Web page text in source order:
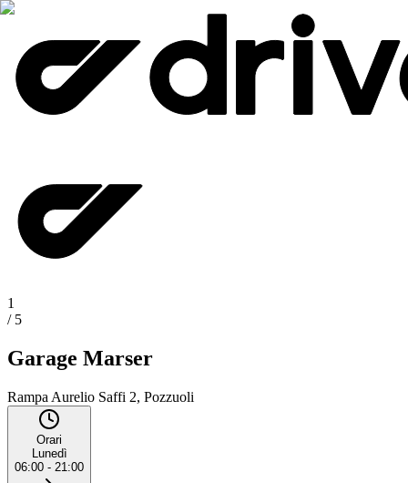
1
/ 5
Garage Marser
Rampa Aurelio Saffi 2, Pozzuoli
Orari
Lunedì
06:00 - 21:00